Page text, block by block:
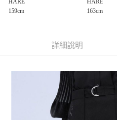
1.本服務由台灣大哥大提供，台灣大哥
2.付款方式選擇「大哥付你分期」，訂
3.實際核准額度、可分期數及費用金額
4.訂單成立30分鐘內，如未前往確認交
1.分期款項不併入電信帳單，「大哥付
2.透過簡訊連結打開帳單後，可選擇「
帳／街口支付／iPASS MONEY」等通路
AFTEE先享後付
３．安心：先確認商品／服務後，再付
【「AFTEE先享後付」結帳流程】
１．於結帳方式選擇「AFTEE先享後付
結帳頁面，進行簡訊認證並確認金額後
２．訂單成立數日內，您將收到繳費通
每筆NT$80，滿NT$888(含以上)免
付款後 全家取貨
每筆NT$80，滿NT$888(含以上)免運
HARE
159cm
HARE
163cm
詳細說明